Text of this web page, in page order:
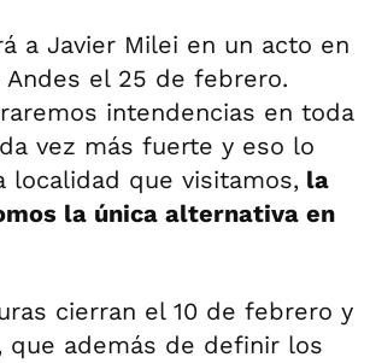
a Javier Milei en un acto en
el 25 de febrero.
intendencias en toda
vez más fuerte y eso lo
localidad que visitamos, la
la única alternativa en
cierran el 10 de febrero y
que además de definir los